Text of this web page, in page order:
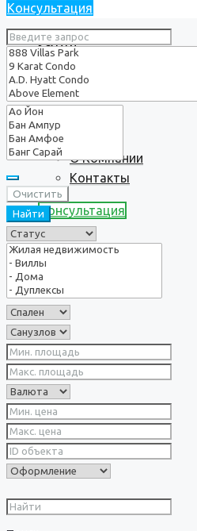
Услуги
О нас
О Компании
Контакты
Консультация
Консультация
Очистить
Найти